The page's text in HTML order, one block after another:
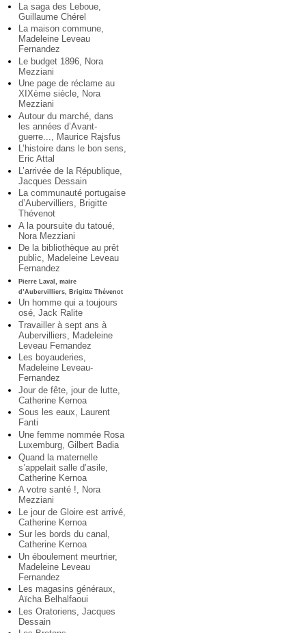
La saga des Leboue,
Guillaume Chérel
La maison commune,
Madeleine Leveau
Fernandez
Le budget 1896, Nora
Mezziani
Une page de réclame au
XIXème siècle, Nora
Mezziani
Autour du marché, dans
les années d’Avant-
guerre..., Maurice Rajsfus
L’histoire dans le bon sens,
Eric Attal
L’arrivée de la République,
Jacques Dessain
La communauté portugaise
d’Aubervilliers, Brigitte
Thévenot
A la poursuite du tatoué,
Nora Mezziani
De la bibliothèque au prêt
public, Madeleine Leveau
Fernandez
Pierre Laval, maire
d’Aubervilliers, Brigitte Thévenot
Un homme qui a toujours
osé, Jack Ralite
Travailler à sept ans à
Aubervilliers, Madeleine
Leveau Fernandez
Les boyauderies,
Madeleine Leveau-
Fernandez
Jour de fête, jour de lutte,
Catherine Kernoa
Sous les eaux, Laurent
Fanti
Une femme nommée Rosa
Luxemburg, Gilbert Badia
Quand la maternelle
s’appelait salle d’asile,
Catherine Kernoa
A votre santé !, Nora
Mezziani
Le jour de Gloire est arrivé,
Catherine Kernoa
Sur les bords du canal,
Catherine Kernoa
Un éboulement meurtrier,
Madeleine Leveau
Fernandez
Les magasins généraux,
Aïcha Belhalfaoui
Les Oratoriens, Jacques
Dessain